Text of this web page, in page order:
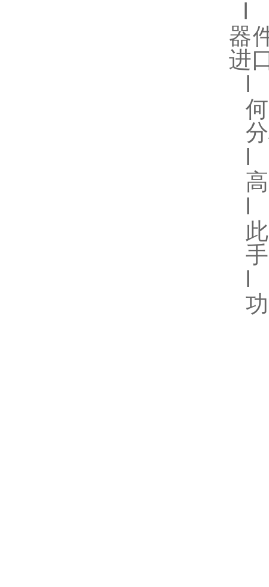
器
进